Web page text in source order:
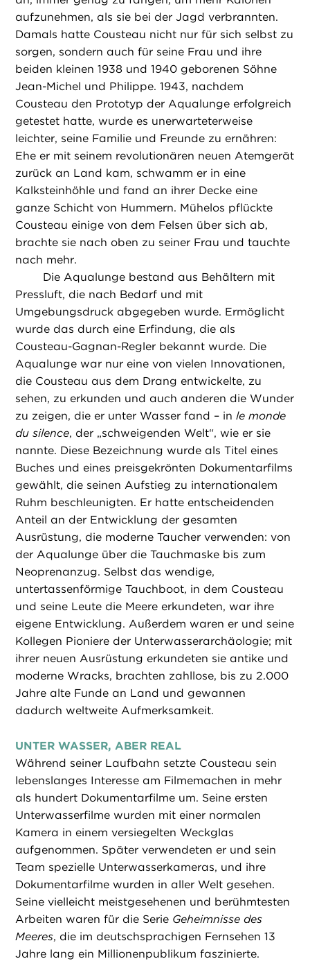
aufzunehmen, als sie bei der Jagd verbrannten.
Damals hatte Cousteau nicht nur für sich selbst zu
sorgen, sondern auch für seine Frau und ihre
beiden kleinen 1938 und 1940 geborenen Söhne
Jean-Michel und Philippe. 1943, nachdem
Cousteau den Prototyp der Aqualunge erfolgreich
getestet hatte, wurde es unerwarteterweise
leichter, seine Familie und Freunde zu ernähren:
Ehe er mit seinem revolutionären neuen Atemgerät
zurück an Land kam, schwamm er in eine
Kalksteinhöhle und fand an ihrer Decke eine
ganze Schicht von Hummern. Mühelos pflückte
Cousteau einige von dem Felsen über sich ab,
brachte sie nach oben zu seiner Frau und tauchte
nach mehr.
Die Aqualunge bestand aus Behältern mit
Pressluft, die nach Bedarf und mit
Umgebungsdruck abgegeben wurde. Ermöglicht
wurde das durch eine Erfindung, die als
Cousteau-Gagnan-Regler bekannt wurde. Die
Aqualunge war nur eine von vielen Innovationen,
die Cousteau aus dem Drang entwickelte, zu
sehen, zu erkunden und auch anderen die Wunder
zu zeigen, die er unter Wasser fand – inle monde
du silence, der „schweigenden Welt“, wie er sie
nannte. Diese Bezeichnung wurde als Titel eines
Buches und eines preisgekrönten Dokumentarfilms
gewählt, die seinen Aufstieg zu internationalem
Ruhm beschleunigten. Er hatte entscheidenden
Anteil an der Entwicklung der gesamten
Ausrüstung, die moderne Taucher verwenden: von
der Aqualunge über die Tauchmaske bis zum
Neoprenanzug. Selbst das wendige,
untertassenförmige Tauchboot, in dem Cousteau
und seine Leute die Meere erkundeten, war ihre
eigene Entwicklung. Außerdem waren er und seine
Kollegen Pioniere der Unterwasserarchäologie; mit
ihrer neuen Ausrüstung erkundeten sie antike und
moderne Wracks, brachten zahllose, bis zu 2.000
Jahre alte Funde an Land und gewannen
dadurch weltweite Aufmerksamkeit.
UNTER WASSER, ABER REAL
Während seiner Laufbahn setzte Cousteau sein
lebenslanges Interesse am Filmemachen in mehr
als hundert Dokumentarfilme um. Seine ersten
Unterwasserfilme wurden mit einer normalen
Kamera in einem versiegelten Weckglas
aufgenommen. Später verwendeten er und sein
Team spezielle Unterwasserkameras, und ihre
Dokumentarfilme wurden in aller Welt gesehen.
Seine vielleicht meistgesehenen und berühmtesten
Arbeiten waren für die Serie Geheimnisse des
Meeres, die im deutschsprachigen Fernsehen 13
Jahre lang ein Millionenpublikum faszinierte.